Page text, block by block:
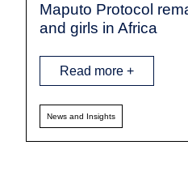
Maputo Protocol
and girls in Africa
Read more +
News and Insights